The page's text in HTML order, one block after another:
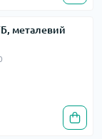
металевий